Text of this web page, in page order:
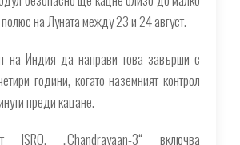
на Луната между 23 и 24 август.
на Индия да направи това завърши с
години, когато наземният контрол
преди кацане.
ISRO, „Chandrayaan-3“ включва